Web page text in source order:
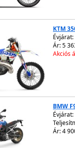
KTM
Évjárat:
Ár: 5
Akciós
BMW
Évjárat:
Ár: 4